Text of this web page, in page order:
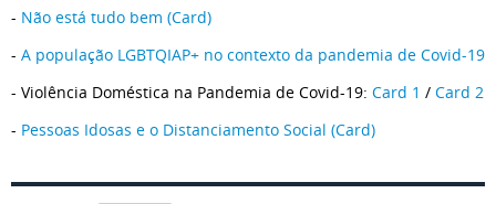
- Não está tudo bem (Card)
- A população LGBTQIAP+ no contexto da pandemia de Covid-19
- Violência Doméstica na Pandemia de Covid-19: Card 1 / Card 2
- Pessoas Idosas e o Distanciamento Social (Card)